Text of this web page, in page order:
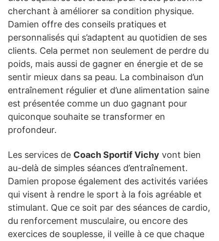
cherchant à améliorer sa condition physique.
Damien offre des conseils pratiques et
personnalisés qui s’adaptent au quotidien de ses
clients. Cela permet non seulement de perdre du
poids, mais aussi de gagner en énergie et de se
sentir mieux dans sa peau. La combinaison d’un
entraînement régulier et d’une alimentation saine
est présentée comme un duo gagnant pour
quiconque souhaite se transformer en
profondeur.
Les services de Coach Sportif Vichy vont bien
au-delà de simples séances d’entraînement.
Damien propose également des activités variées
qui visent à rendre le sport à la fois agréable et
stimulant. Que ce soit par des séances de cardio,
du renforcement musculaire, ou encore des
exercices de souplesse, il veille à ce que chaque